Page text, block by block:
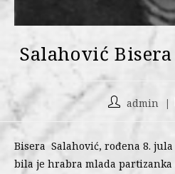
Salahović
admin
Bisera Salahović, rođena 8.
bila je hrabra mlada